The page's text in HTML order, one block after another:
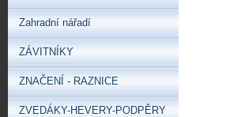
Zahradní nářadí
ZÁVITNÍKY
ZNAČENÍ - RAZNICE
ZVEDÁKY-HEVERY-PODPĚRY